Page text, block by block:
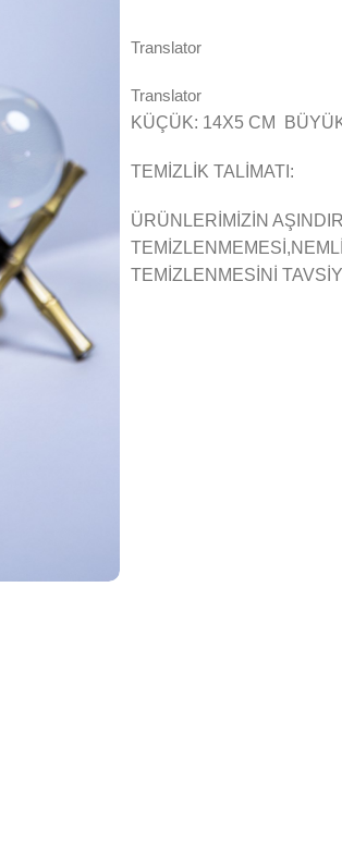
Translator
Translator
KÜÇÜK: 14X5 CM
TEMİZLİK TALİMATI:
ÜRÜNLERİMİZİN
TEMİZLENMESİNİ